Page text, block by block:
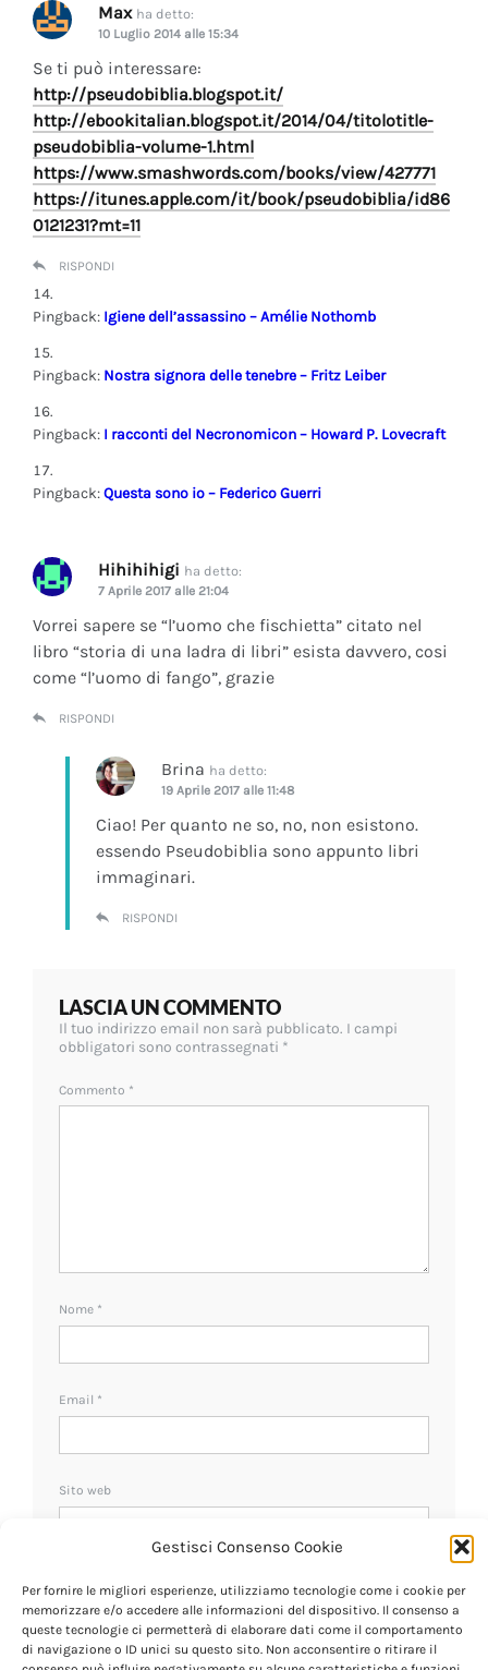
Gestisci Consenso Cookie
Per fornire le migliori esperienze, utilizziamo tecnologie come i cookie per
memorizzare e/o accedere alle informazioni del dispositivo. Il consenso a
queste tecnologie ci permetterà di elaborare dati come il comportamento
di navigazione o ID unici su questo sito. Non acconsentire o ritirare il
Max ha detto:
10 Luglio 2014 alle 15:34
Se ti può interessare:
http://pseudobiblia.blogspot.it/
http://ebookitalian.blogspot.it/2014/04/titolotitle-
pseudobiblia-volume-1.html
https://www.smashwords.com/books/view/427771
https://itunes.apple.com/it/book/pseudobiblia/id86
0121231?mt=11
RISPONDI
Pingback: Igiene dell’assassino – Amélie Nothomb
Pingback: Nostra signora delle tenebre – Fritz Leiber
Pingback: I racconti del Necronomicon – Howard P. Lovecraft
Pingback:Questa sono io – Federico Guerri
Hihihihigi ha detto:
7 Aprile 2017 alle 21:04
Vorrei sapere se “l’uomo che fischietta” citato nel
libro “storia di una ladra di libri” esista davvero, cosi
come “l’uomo di fango”, grazie
RISPONDI
Brina ha detto:
19 Aprile 2017 alle 11:48
Ciao! Per quanto ne so, no, non esistono.
essendo Pseudobiblia sono appunto libri
immaginari.
RISPONDI
LASCIA UN COMMENTO
Il tuo indirizzo email non sarà pubblicato. I campi
obbligatori sono contrassegnati *
Commento *
Nome *
Email *
Sito web